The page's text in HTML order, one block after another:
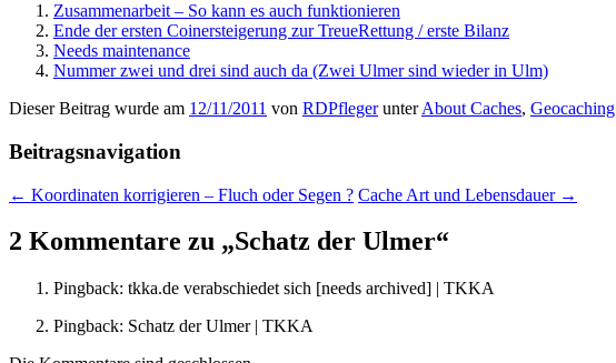
Zusammenarbeit – So kann es auch funktionieren
Ende der ersten Coinersteigerung zur TreueRettung / erste Bilanz
Needs maintenance
Nummer zwei und drei sind auch da (Zwei Ulmer sind wieder in Ulm)
Dieser Beitrag wurde am 12/11/2011 von RDPflegerunterAbout Caches, Geocaching
Beitragsnavigation
← Koordinaten korrigieren – Fluch oder Segen ? Cache Art und Lebensdauer →
2 Kommentare zu „Schatz der Ulmer“
Pingback: tkka.de verabschiedet sich [needs archived] | TKKA
Pingback: Schatz der Ulmer | TKKA